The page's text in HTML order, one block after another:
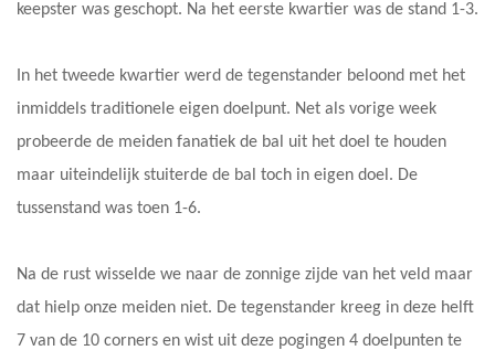
keepster was geschopt. Na het eerste kwartier was de stand 1-3.
In het tweede kwartier werd de tegenstander beloond met het
inmiddels traditionele eigen doelpunt. Net als vorige week
probeerde de meiden fanatiek de bal uit het doel te houden
maar uiteindelijk stuiterde de bal toch in eigen doel. De
tussenstand was toen 1-6.
Na de rust wisselde we naar de zonnige zijde van het veld maar
dat hielp onze meiden niet. De tegenstander kreeg in deze helft
7 van de 10 corners en wist uit deze pogingen 4 doelpunten te